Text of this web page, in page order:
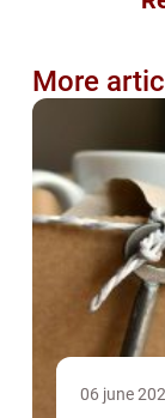
More
06 june